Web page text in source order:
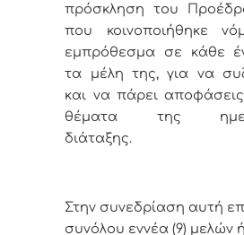
πρόσκληση του
που κοινοποιήθηκε
εμπρόθεσμα σε κάθε
τα μέλη της, για να
και να πάρει
θέματα της
διάταξης.
Στην συνεδρίαση αυτή
συνόλου εννέα (9) μελών